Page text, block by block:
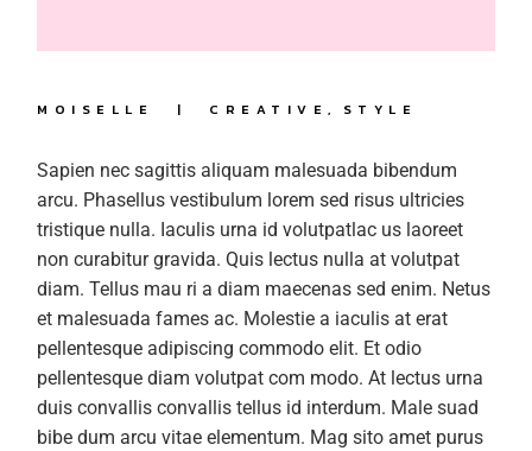
MOISELLE CREATIVE STYLE
Sapien nec sagittis aliquam malesuada bibendum
arcu. Phasellus vestibulum lorem sed risus ultricies
tristique nulla. Iaculis urna id volutpatlac us laoreet
non curabitur gravida. Quis lectus nulla at volutpat
diam. Tellus mau ri a diam maecenas sed enim. Netus
et malesuada fames ac. Molestie a iaculis at erat
pellentesque adipiscing commodo elit. Et odio
pellentesque diam volutpat com modo. At lectus urna
duis convallis convallis tellus id interdum. Male suad
bibe dum arcu vitae elementum. Mag sito amet purus